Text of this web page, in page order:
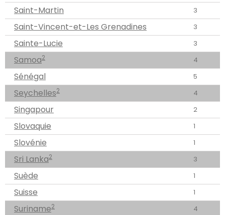
Saint-Martin 3
Saint-Vincent-et-Les Grenadines 3
Sainte-Lucie 3
Samoa2 4
Sénégal 5
Seychelles2 4
Singapour 2
Slovaquie 1
Slovénie 1
Sri Lanka2 3
Suède 1
Suisse 1
Suriname2 4